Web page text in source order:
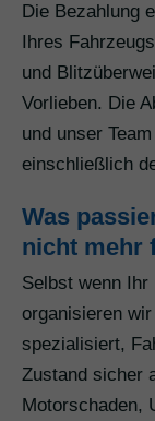
Die Bezahlung
Ihres
und
Vorlieben. Die
und unser
einschließlich
Was
nicht mehr
Selbst wenn
organisieren
spezialisiert,
Zustand sicher
Motorschaden,